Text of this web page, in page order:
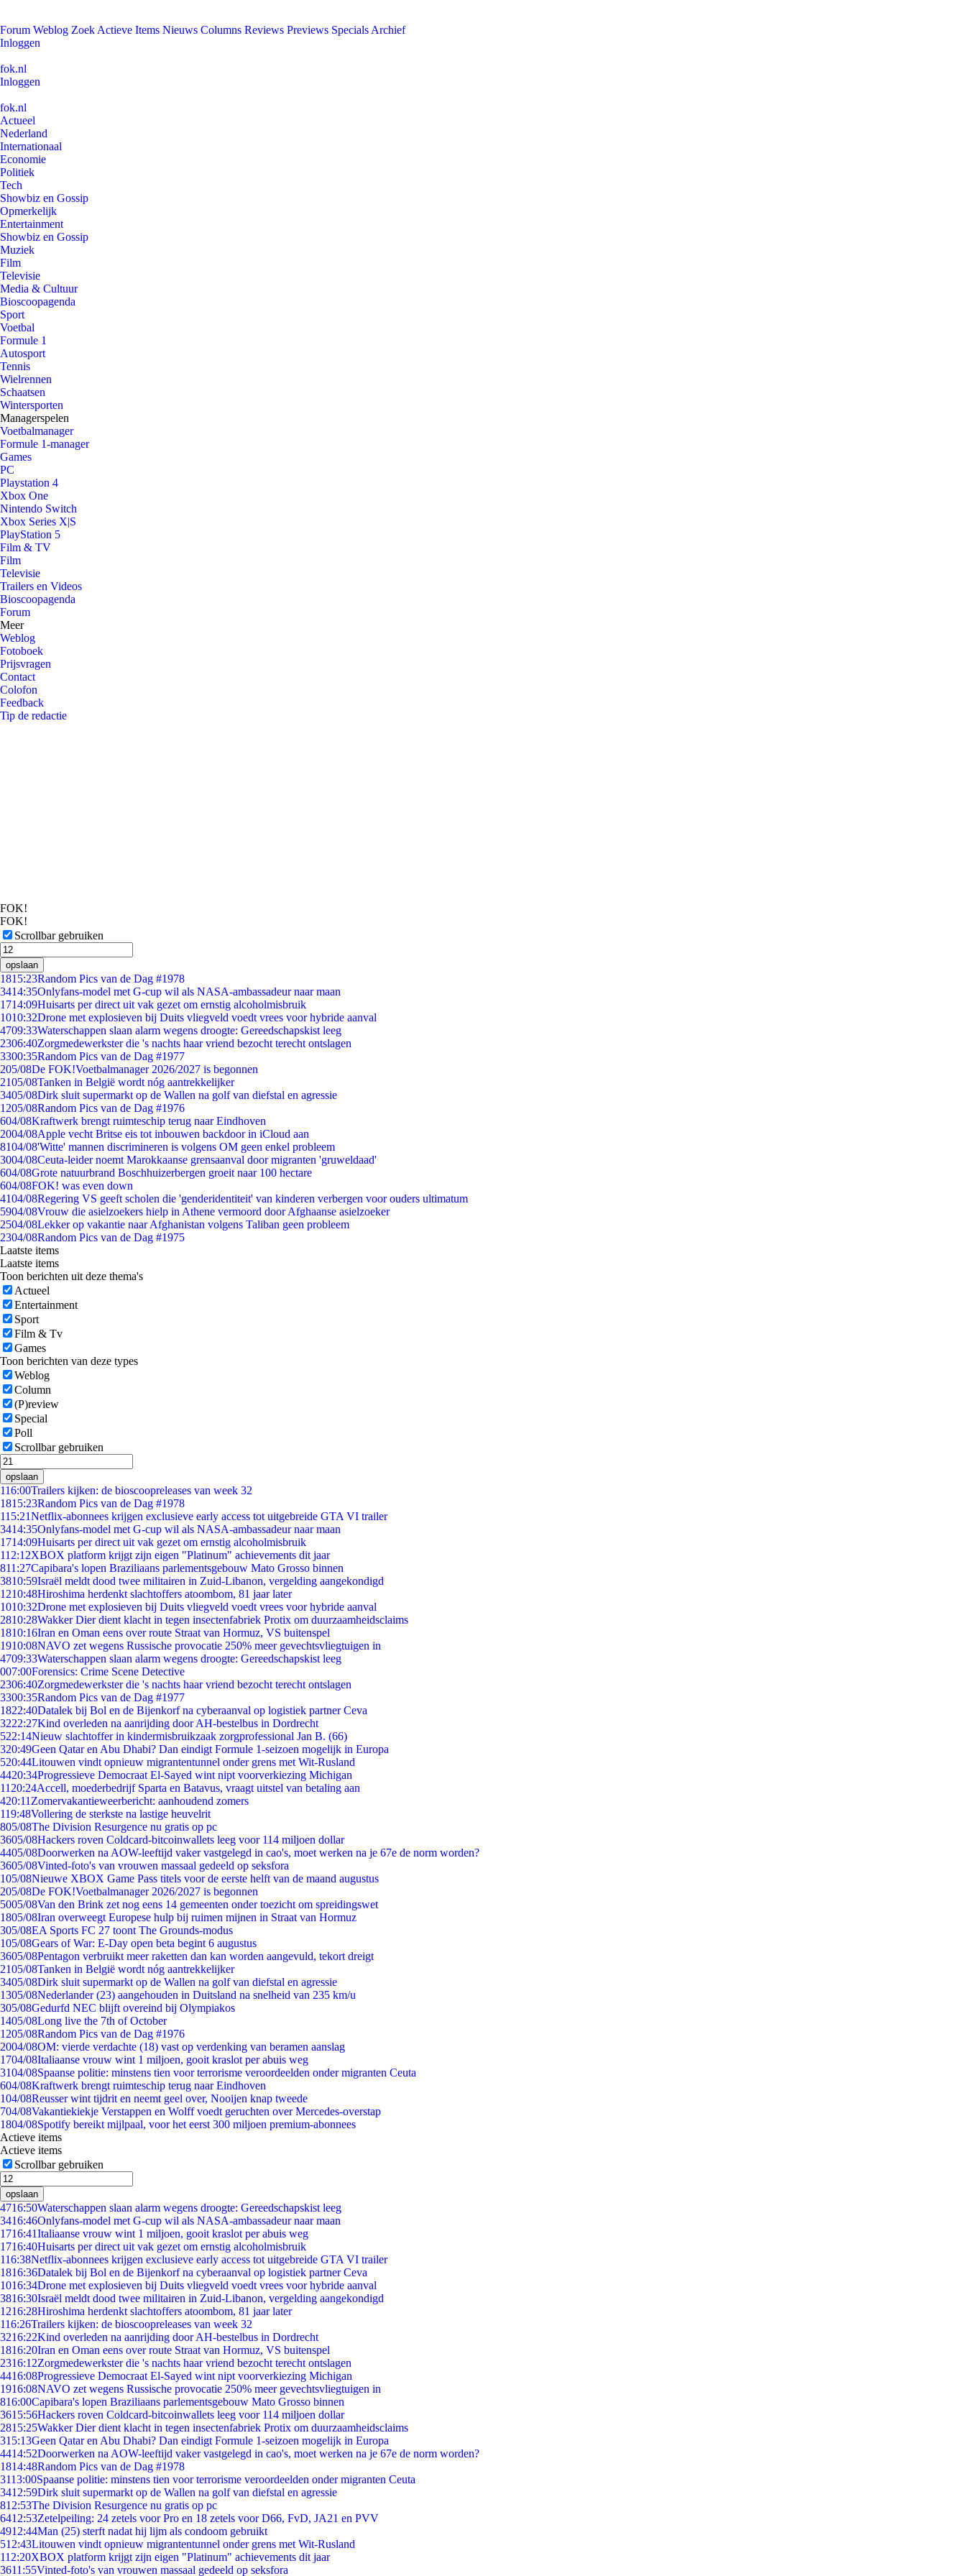
Forum Weblog Zoek Actieve Items Nieuws Columns Reviews Previews Specials Archief
Inloggen
fok.nl
Inloggen
fok.nl
Actueel
Nederland
Internationaal
Economie
Politiek
Tech
Showbiz en Gossip
Opmerkelijk
Entertainment
Showbiz en Gossip
Muziek
Film
Televisie
Media & Cultuur
Bioscoopagenda
Sport
Voetbal
Formule 1
Autosport
Tennis
Wielrennen
Schaatsen
Wintersporten
Managerspelen
Voetbalmanager
Formule 1-manager
Games
PC
Playstation 4
Xbox One
Nintendo Switch
Xbox Series X|S
PlayStation 5
Film & TV
Film
Televisie
Trailers en Videos
Bioscoopagenda
Forum
Meer
Weblog
Fotoboek
Prijsvragen
Contact
Colofon
Feedback
Tip de redactie
FOK!
FOK!
Scrollbar gebruiken
opslaan
1815:23Random Pics van de Dag #1978
3414:35Onlyfans-model met G-cup wil als NASA-ambassadeur naar maan
1714:09Huisarts per direct uit vak gezet om ernstig alcoholmisbruik
1010:32Drone met explosieven bij Duits vliegveld voedt vrees voor hybride aanval
4709:33Waterschappen slaan alarm wegens droogte: Gereedschapskist leeg
2306:40Zorgmedewerkster die 's nachts haar vriend bezocht terecht ontslagen
3300:35Random Pics van de Dag #1977
205/08De FOK!Voetbalmanager 2026/2027 is begonnen
2105/08Tanken in België wordt nóg aantrekkelijker
3405/08Dirk sluit supermarkt op de Wallen na golf van diefstal en agressie
1205/08Random Pics van de Dag #1976
604/08Kraftwerk brengt ruimteschip terug naar Eindhoven
2004/08Apple vecht Britse eis tot inbouwen backdoor in iCloud aan
8104/08'Witte' mannen discrimineren is volgens OM geen enkel probleem
3004/08Ceuta-leider noemt Marokkaanse grensaanval door migranten 'gruweldaad'
604/08Grote natuurbrand Boschhuizerbergen groeit naar 100 hectare
604/08FOK! was even down
4104/08Regering VS geeft scholen die 'genderidentiteit' van kinderen verbergen voor ouders ultimatum
5904/08Vrouw die asielzoekers hielp in Athene vermoord door Afghaanse asielzoeker
2504/08Lekker op vakantie naar Afghanistan volgens Taliban geen probleem
2304/08Random Pics van de Dag #1975
Laatste items
Laatste items
Toon berichten uit deze thema's
Actueel
Entertainment
Sport
Film & Tv
Games
Toon berichten van deze types
Weblog
Column
(P)review
Special
Poll
Scrollbar gebruiken
opslaan
116:00Trailers kijken: de bioscoopreleases van week 32
1815:23Random Pics van de Dag #1978
115:21Netflix-abonnees krijgen exclusieve early access tot uitgebreide GTA VI trailer
3414:35Onlyfans-model met G-cup wil als NASA-ambassadeur naar maan
1714:09Huisarts per direct uit vak gezet om ernstig alcoholmisbruik
112:12XBOX platform krijgt zijn eigen "Platinum" achievements dit jaar
811:27Capibara's lopen Braziliaans parlementsgebouw Mato Grosso binnen
3810:59Israël meldt dood twee militairen in Zuid-Libanon, vergelding aangekondigd
1210:48Hiroshima herdenkt slachtoffers atoombom, 81 jaar later
1010:32Drone met explosieven bij Duits vliegveld voedt vrees voor hybride aanval
2810:28Wakker Dier dient klacht in tegen insectenfabriek Protix om duurzaamheidsclaims
1810:16Iran en Oman eens over route Straat van Hormuz, VS buitenspel
1910:08NAVO zet wegens Russische provocatie 250% meer gevechtsvliegtuigen in
4709:33Waterschappen slaan alarm wegens droogte: Gereedschapskist leeg
007:00Forensics: Crime Scene Detective
2306:40Zorgmedewerkster die 's nachts haar vriend bezocht terecht ontslagen
3300:35Random Pics van de Dag #1977
1822:40Datalek bij Bol en de Bijenkorf na cyberaanval op logistiek partner Ceva
3222:27Kind overleden na aanrijding door AH-bestelbus in Dordrecht
522:14Nieuw slachtoffer in kindermisbruikzaak zorgprofessional Jan B. (66)
320:49Geen Qatar en Abu Dhabi? Dan eindigt Formule 1-seizoen mogelijk in Europa
520:44Litouwen vindt opnieuw migrantentunnel onder grens met Wit-Rusland
4420:34Progressieve Democraat El-Sayed wint nipt voorverkiezing Michigan
11 20:24Accell, moederbedrijf Sparta en Batavus, vraagt uitstel van betaling aan
420:11 Zomervakantieweerbericht: aanhoudend zomers
119:48Vollering de sterkste na lastige heuvelrit
805/08The Division Resurgence nu gratis op pc
3605/08Hackers roven Coldcard-bitcoinwallets leeg voor 114 miljoen dollar
4405/08Doorwerken na AOW-leeftijd vaker vastgelegd in cao's, moet werken na je 67e de norm worden?
3605/08Vinted-foto's van vrouwen massaal gedeeld op seksfora
105/08Nieuwe XBOX Game Pass titels voor de eerste helft van de maand augustus
205/08De FOK!Voetbalmanager 2026/2027 is begonnen
5005/08Van den Brink zet nog eens 14 gemeenten onder toezicht om spreidingswet
1805/08Iran overweegt Europese hulp bij ruimen mijnen in Straat van Hormuz
305/08EA Sports FC 27 toont The Grounds-modus
105/08Gears of War: E-Day open beta begint 6 augustus
3605/08Pentagon verbruikt meer raketten dan kan worden aangevuld, tekort dreigt
2105/08Tanken in België wordt nóg aantrekkelijker
3405/08Dirk sluit supermarkt op de Wallen na golf van diefstal en agressie
1305/08Nederlander (23) aangehouden in Duitsland na snelheid van 235 km/u
305/08Gedurfd NEC blijft overeind bij Olympiakos
1405/08Long live the 7th of October
1205/08Random Pics van de Dag #1976
2004/08OM: vierde verdachte (18) vast op verdenking van beramen aanslag
1704/08Italiaanse vrouw wint 1 miljoen, gooit kraslot per abuis weg
3104/08Spaanse politie: minstens tien voor terrorisme veroordeelden onder migranten Ceuta
604/08Kraftwerk brengt ruimteschip terug naar Eindhoven
104/08Reusser wint tijdrit en neemt geel over, Nooijen knap tweede
704/08Vakantiekiekje Verstappen en Wolff voedt geruchten over Mercedes-overstap
1804/08Spotify bereikt mijlpaal, voor het eerst 300 miljoen premium-abonnees
Actieve items
Actieve items
Scrollbar gebruiken
opslaan
4716:50Waterschappen slaan alarm wegens droogte: Gereedschapskist leeg
3416:46Onlyfans-model met G-cup wil als NASA-ambassadeur naar maan
1716:41Italiaanse vrouw wint 1 miljoen, gooit kraslot per abuis weg
1716:40Huisarts per direct uit vak gezet om ernstig alcoholmisbruik
116:38Netflix-abonnees krijgen exclusieve early access tot uitgebreide GTA VI trailer
1816:36Datalek bij Bol en de Bijenkorf na cyberaanval op logistiek partner Ceva
1016:34Drone met explosieven bij Duits vliegveld voedt vrees voor hybride aanval
3816:30Israël meldt dood twee militairen in Zuid-Libanon, vergelding aangekondigd
1216:28Hiroshima herdenkt slachtoffers atoombom, 81 jaar later
116:26Trailers kijken: de bioscoopreleases van week 32
3216:22Kind overleden na aanrijding door AH-bestelbus in Dordrecht
1816:20Iran en Oman eens over route Straat van Hormuz, VS buitenspel
2316:12Zorgmedewerkster die 's nachts haar vriend bezocht terecht ontslagen
4416:08Progressieve Democraat El-Sayed wint nipt voorverkiezing Michigan
1916:08NAVO zet wegens Russische provocatie 250% meer gevechtsvliegtuigen in
816:00Capibara's lopen Braziliaans parlementsgebouw Mato Grosso binnen
3615:56Hackers roven Coldcard-bitcoinwallets leeg voor 114 miljoen dollar
2815:25Wakker Dier dient klacht in tegen insectenfabriek Protix om duurzaamheidsclaims
315:13Geen Qatar en Abu Dhabi? Dan eindigt Formule 1-seizoen mogelijk in Europa
4414:52Doorwerken na AOW-leeftijd vaker vastgelegd in cao's, moet werken na je 67e de norm worden?
1814:48Random Pics van de Dag #1978
3113:00Spaanse politie: minstens tien voor terrorisme veroordeelden onder migranten Ceuta
3412:59Dirk sluit supermarkt op de Wallen na golf van diefstal en agressie
812:53The Division Resurgence nu gratis op pc
6412:53Zetelpeiling: 24 zetels voor Pro en 18 zetels voor D66, FvD, JA21 en PVV
4912:44Man (25) sterft nadat hij lijm als condoom gebruikt
512:43Litouwen vindt opnieuw migrantentunnel onder grens met Wit-Rusland
112:20XBOX platform krijgt zijn eigen "Platinum" achievements dit jaar
3611:55Vinted-foto's van vrouwen massaal gedeeld op seksfora